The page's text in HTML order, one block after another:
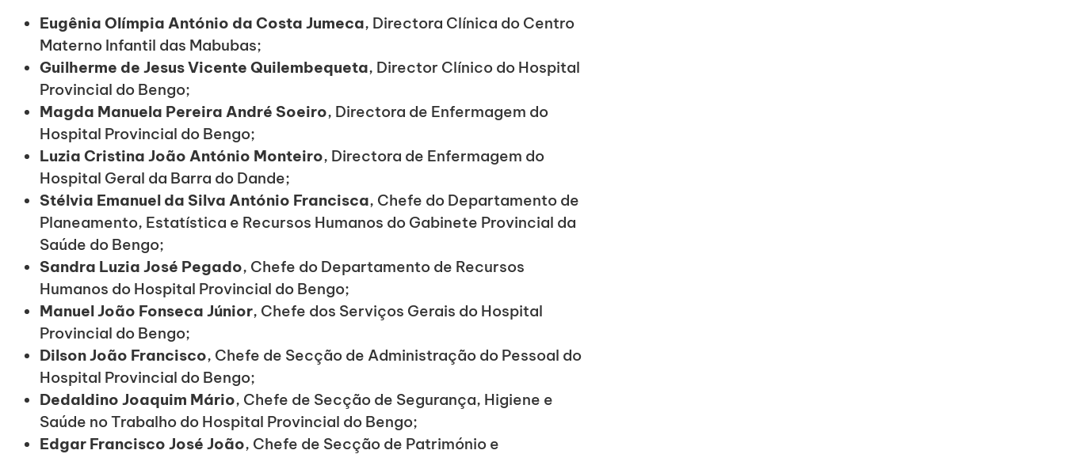
Eugênia Olímpia António da Costa Jumeca, Directora Clínica do Centro
Materno Infantil das Mabubas;
Guilherme de Jesus Vicente Quilembequeta, Director Clínico do Hospital
Provincial do Bengo;
Magda Manuela Pereira André Soeiro, Directora de Enfermagem do
Hospital Provincial do Bengo;
Luzia Cristina João António Monteiro, Directora de Enfermagem do
Hospital Geral da Barra do Dande;
Stélvia Emanuel da Silva António Francisca, Chefe do Departamento de
Planeamento, Estatística e Recursos Humanos do Gabinete Provincial da
Saúde do Bengo;
Sandra Luzia José Pegado, Chefe do Departamento de Recursos
Humanos do Hospital Provincial do Bengo;
Manuel João Fonseca Júnior, Chefe dos Serviços Gerais do Hospital
Provincial do Bengo;
Dilson João Francisco, Chefe de Secção de Administração do Pessoal do
Hospital Provincial do Bengo;
Dedaldino Joaquim Mário, Chefe de Secção de Segurança, Higiene e
Saúde no Trabalho do Hospital Provincial do Bengo;
Edgar Francisco José João, Chefe de Secção de Património e